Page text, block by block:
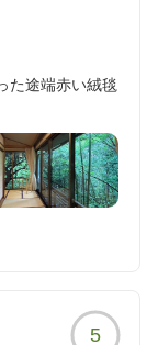
た途端赤い絨毯
に囲まれ広々と
夕食ともに美味
あり)。
5